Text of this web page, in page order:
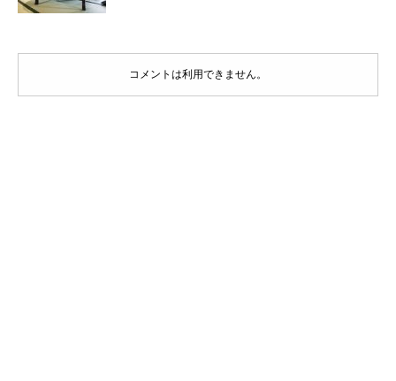
コメントは利用できません。